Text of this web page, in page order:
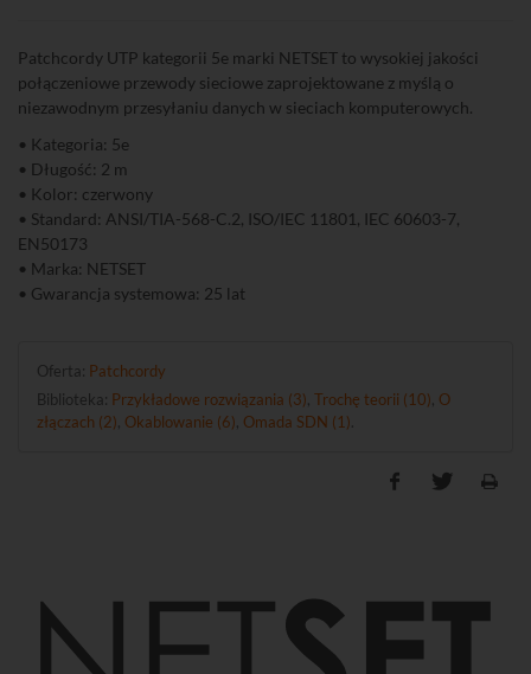
Patchcordy UTP kategorii 5e marki NETSET to wysokiej jakości
połączeniowe przewody sieciowe zaprojektowane z myślą o
niezawodnym przesyłaniu danych w sieciach komputerowych.
• Kategoria: 5e
• Długość: 2 m
• Kolor: czerwony
• Standard: ANSI/TIA-568-C.2, ISO/IEC 11801, IEC 60603-7,
EN50173
• Marka: NETSET
• Gwarancja systemowa: 25 lat
Oferta: Patchcordy
Biblioteka: Przykładowe rozwiązania (3) Trochę teorii (10) O
złączach (2) Okablowanie (6) Omada SDN (1)